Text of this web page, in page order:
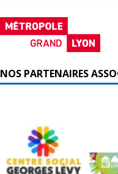
NOS PARTENAIRES